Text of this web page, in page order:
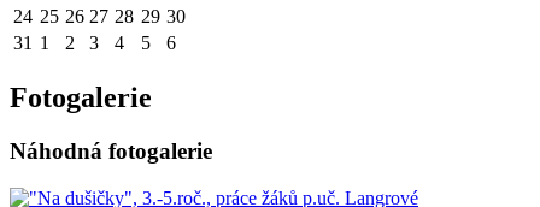
24 25 26 27 28 29 30
31 1 2 3 4 5 6
Fotogalerie
Náhodná fotogalerie